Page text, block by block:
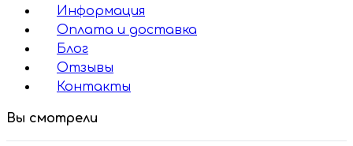
Информация
Оплата и доставка
Блог
Отзывы
Контакты
Вы смотрели